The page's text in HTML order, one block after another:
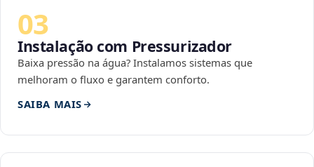
03
Instalação com Pressurizador
Baixa pressão na água? Instalamos sistemas que
melhoram o fluxo e garantem conforto.
SAIBA MAIS